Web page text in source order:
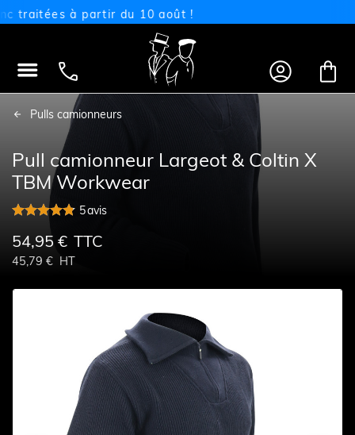
traitées à partir du 10 août !
   
Pulls camionneurs
Pull camionneur Largeot & Coltin X
TBM Workwear
5avis
54,95 € TTC
45,79 € HT